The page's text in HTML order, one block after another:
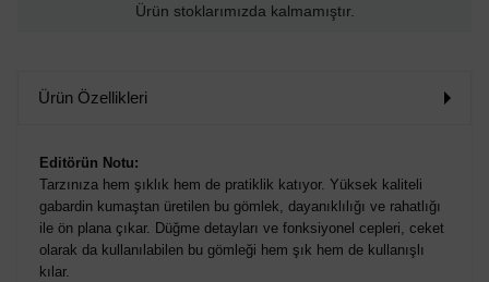
Ürün stoklarımızda kalmamıştır.
Ürün Özellikleri
Editörün Notu:
Tarzınıza hem şıklık hem de pratiklik katıyor. Yüksek kaliteli
gabardin kumaştan üretilen bu gömlek, dayanıklılığı ve rahatlığı
ile ön plana çıkar. Düğme detayları ve fonksiyonel cepleri, ceket
olarak da kullanılabilen bu gömleği hem şık hem de kullanışlı
kılar.